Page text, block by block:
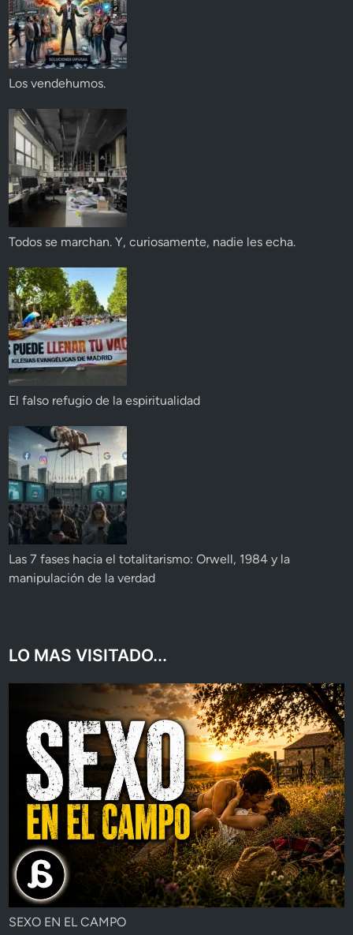
Los vendehumos.
Todos se marchan. Y, curiosamente, nadie les echa.
El falso refugio de la espiritualidad
Las 7 fases hacia el totalitarismo: Orwell, 1984 y la
manipulación de la verdad
LO MAS VISITADO...
SEXO EN EL CAMPO